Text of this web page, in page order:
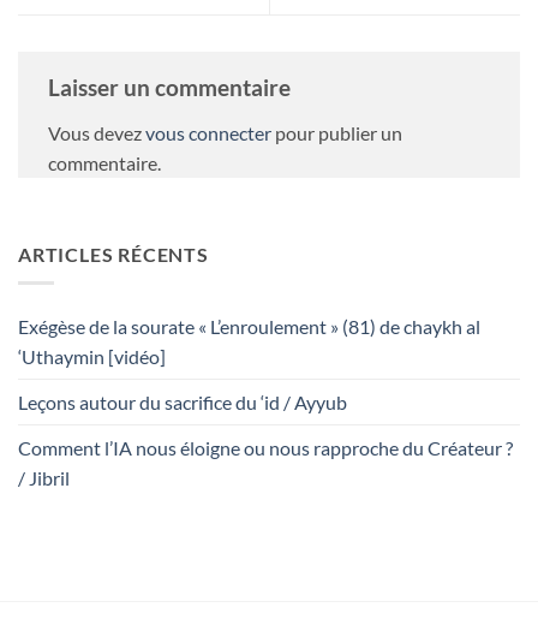
Laisser un commentaire
Vous devezvous connecter pour publier un
commentaire.
ARTICLES RÉCENTS
Exégèse de la sourate « L’enroulement » (81) de chaykh al
‘Uthaymin [vidéo]
Leçons autour du sacrifice du ‘id / Ayyub
Comment l’IA nous éloigne ou nous rapproche du Créateur ?
/ Jibril